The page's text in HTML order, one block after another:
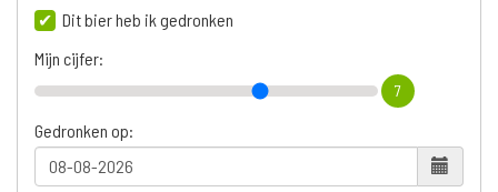
Dit bier heb ik gedronken
Mijn cijfer:
7
Gedronken op: